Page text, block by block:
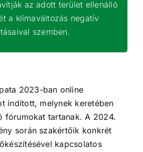
az adott terület ellenálló
a klímaváltozás negatív
szemben.
zöldfelületek, vadvirágos
zöldtetők kialakítása.
2023-ban online
indított, melynek keretében
fórumokat tartanak. A 2024.
során szakértőik konkrét
kapcsolatos